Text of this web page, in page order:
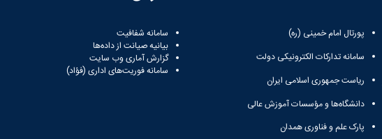
پورتال امام خمینی (ره)
سامانه تدارکات الکترونیکی دولت
ریاست جمهوری اسلامی ایران
دانشگاه‌ها و مؤسسات آموزش عالی
پارک علم و فناوری همدان
سامانه شفافیت
بیانیه صیانت از داده‌ها
گزارش آماری وب‌ سایت
سامانه فوریت‌های اداری (فؤاد)